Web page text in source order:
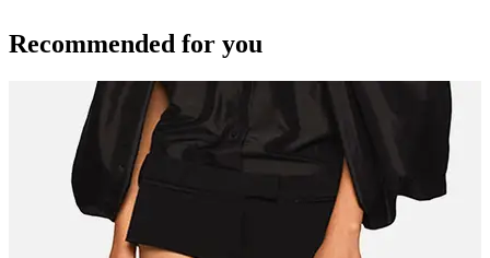
Recommended for you